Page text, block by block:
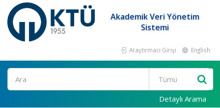
Akademik Veri Yönetim
Sistemi
Araştırmacı Girişi English
Ara
Detaylı Arama